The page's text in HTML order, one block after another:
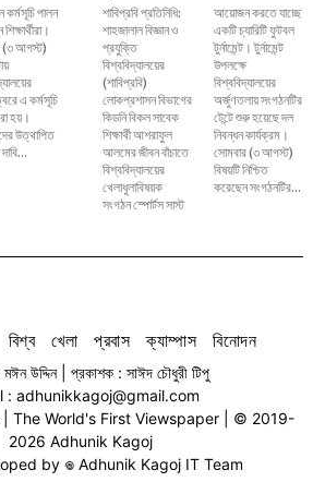
শাবিপ্রবি প্রতিনিধি:
শাহজালাল বিজ্ঞান ও
প্রযুক্তি
বিশ্ববিদ্যালয়ের
(শাবিপ্রবি)
লোকপ্রশাসন বিভাগের
কিডনি বিকল সাবেক
শিক্ষার্থী আশরাফুল
আলমের জীবন বাঁচাতে
বিশ্ববিদ্যালয়ের
খেলাধুলাবিষয়ক
সংগঠন স্পোর্টস সাস্ট
আয়োজন করতে যাচ্ছে
একটি চ্যারিটি ফুটবল
টুর্নামেন্ট। টুর্নামেন্ট
উপলক্ষে
বিশ্ববিদ্যালয়ের
অর্জুণতলায় সংগঠনটির
টেন্টে শুরু হয়েছে দল
নিবন্ধন কার্যক্রম।
সোমবার (৩ আগস্ট)
বিষয়টি নিশ্চিত
করেছেন সংগঠনটির...
বিশ্ব খেলা প্রবাস ক্যাম্পাস বিনোদন
উদ্দিন | প্রকাশক : সাঈদ চৌধুরী টিপু
: adhunikkagoj@gmail.com
| The World's First Viewspaper | © 2019-
2026 Adhunik Kagoj
by 𖦹 Adhunik Kagoj IT Team